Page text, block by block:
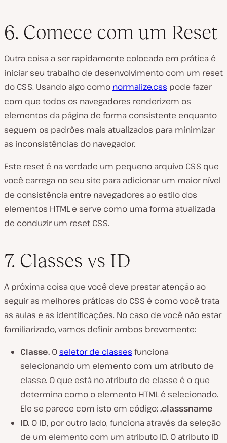
6. Comece com um Reset
Outra coisa a ser rapidamente colocada em prática é
iniciar seu trabalho de desenvolvimento com um reset
do CSS. Usando algo como normalize.css pode fazer
com que todos os navegadores renderizem os
elementos da página de forma consistente enquanto
seguem os padrões mais atualizados para minimizar
as inconsistências do navegador.
Este reset é na verdade um pequeno arquivo CSS que
você carrega no seu site para adicionar um maior nível
de consistência entre navegadores ao estilo dos
elementos HTML e serve como uma forma atualizada
de conduzir um reset CSS.
7. Classes vs ID
A próxima coisa que você deve prestar atenção ao
seguir as melhores práticas do CSS é como você trata
as aulas e as identificações. No caso de você não estar
familiarizado, vamos definir ambos brevemente:
Classe. Oseletor de classes funciona
selecionando um elemento com um atributo de
classe. O que está no atributo de classe é o que
determina como o elemento HTML é selecionado.
Ele se parece com isto em código: .classsname
ID. O ID, por outro lado, funciona através da seleção
de um elemento com um atributo ID. O atributo ID